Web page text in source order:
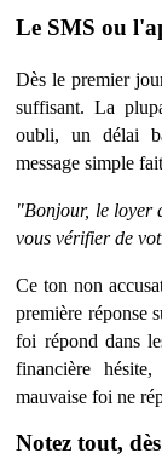
Le SMS ou
Dès le premier
suffisant. La
oubli, un délai
message simple
"Bonjour, le loyer
vous vérifier de
Ce ton non
première réponse
foi répond dans
financière h
mauvaise foi ne
Notez tout, dè